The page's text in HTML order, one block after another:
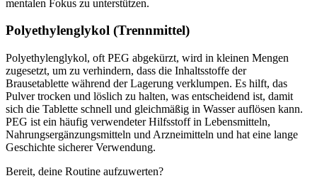
mentalen Fokus zu unterstützen.
Polyethylenglykol (Trennmittel)
Polyethylenglykol, oft PEG abgekürzt, wird in kleinen Mengen
zugesetzt, um zu verhindern, dass die Inhaltsstoffe der
Brausetablette während der Lagerung verklumpen. Es hilft, das
Pulver trocken und löslich zu halten, was entscheidend ist, damit
sich die Tablette schnell und gleichmäßig in Wasser auflösen kann.
PEG ist ein häufig verwendeter Hilfsstoff in Lebensmitteln,
Nahrungsergänzungsmitteln und Arzneimitteln und hat eine lange
Geschichte sicherer Verwendung.
Bereit, deine Routine aufzuwerten?